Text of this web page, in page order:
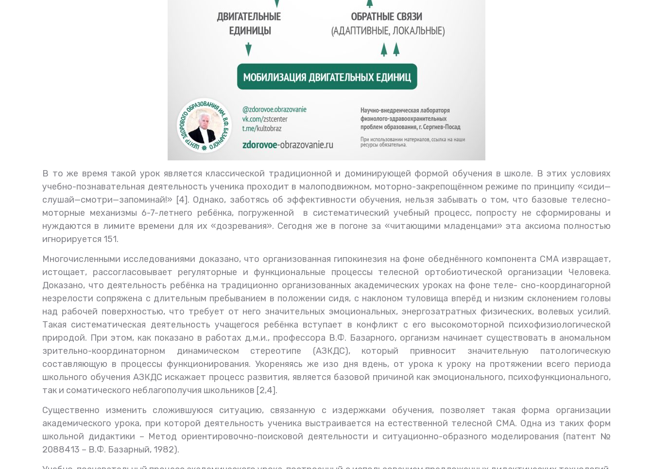
В то же время такой урок является классической традиционной и доминирующей формой обучения в школе. В этих условиях
учебно-познавательная деятельность ученика проходит в малоподвижном, моторно-закрепощённом режиме по принципу «сиди—
слушай—смотри—запоминай!» [4]. Однако, заботясь об эффективности обучения, нельзя забывать о том, что базовые телесно-
моторные механизмы 6-7-летнего ребёнка, погруженной в систематический учебный процесс, попросту не сформированы и
нуждаются в лимите времени для их «дозревания». Сегодня же в погоне за «читающими младенцами» эта аксиома полностью
игнорируется 151.
Многочисленными исследованиями доказано, что организованная гипокинезия на фоне обеднённого компонента СМА извращает,
истощает, рассогласовывает регуляторные и функциональные процессы телесной ортобиотической организации Человека.
Доказано, что деятельность ребёнка на традиционно организованных академических уроках на фоне теле- сно-координагорной
незрелости сопряжена с длительным пребыванием в положении сидя, с наклоном туловища вперёд и низким склонением головы
над рабочей поверхностью, что требует от него значительных эмоциональных, энергозатратных физических, волевых усилий.
Такая систематическая деятельность учащегося ребёнка вступает в конфликт с его высокомоторной психофизиологической
природой. При этом, как показано в работах д.м.и., профессора В.Ф. Базарного, организм начинает существовать в аномальном
зрительно-координаторном динамическом стереотипе (АЗКДС), который привносит значительную патологическую
составляющую в процессы функционирования. Укореняясь же изо дня вдень, от урока к уроку на протяжении всего периода
школьного обучения АЗКДС искажает процесс развития, является базовой причиной как эмоционального, психофункционального,
так и соматического неблагополучия школьников [2,4].
Существенно изменить сложившуюся ситуацию, связанную с издержками обучения, позволяет такая форма организации
академического урока, при которой деятельность ученика выстраивается на естественной телесной СМА. Одна из таких форм
школьной дидактики – Метод ориентировочно-поисковой деятельности и ситуационно-образного моделирования (патент №
2088413 – В.Ф. Базарный, 1982).